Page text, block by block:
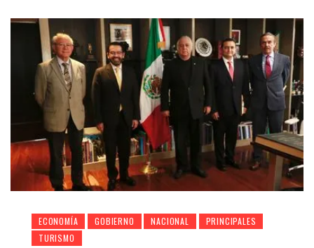
ECONOMÍA GOBIERNO NACIONAL
PRINCIPALES
TURISMO